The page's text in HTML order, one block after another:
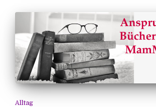
Alltag